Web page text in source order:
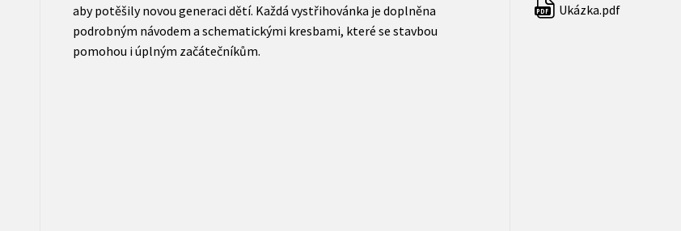
aby potěšily novou generaci dětí. Každá vystřihovánka je doplněna
podrobným návodem a schematickými kresbami, které se stavbou
pomohou i úplným začátečníkům.
PDF Ukázka.pdf